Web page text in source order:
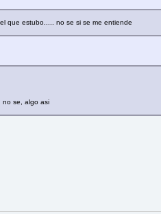
que estubo..... no se si se me entiende
no se, algo asi